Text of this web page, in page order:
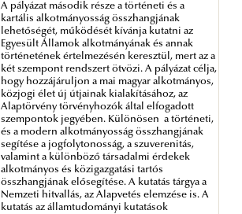
A pályázat második része a történeti és a
kartális alkotmányosság összhangjának
lehetőségét, működését kívánja kutatni az
Egyesült Államok alkotmányának és annak
történetének értelmezésén keresztül, mert az a
két szempont rendszert ötvözi. A pályázat célja,
hogy hozzájáruljon a mai magyar alkotmányos,
közjogi élet új útjainak kialakításához, az
Alaptörvény törvényhozók által elfogadott
szempontok jegyében. Különösen a történeti,
és a modern alkotmányosság összhangjának
segítése a jogfolytonosság, a szuverenitás,
valamint a különböző társadalmi érdekek
alkotmányos és közigazgatási tartós
összhangjának elősegítése. A kutatás tárgya a
Nemzeti hitvallás, az Alapvetés elemzése is. A
kutatás az államtudományi kutatások